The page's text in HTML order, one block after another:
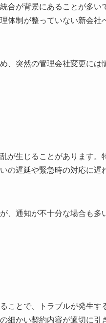
合が背景にあることが多い
体制が整っていない新会社
、突然の管理会社変更には
が生じることがあります。
の遅延や緊急時の対応に遅
、通知が不十分な場合も多
ことで、トラブルが発生す
細かい契約内容が適切に引